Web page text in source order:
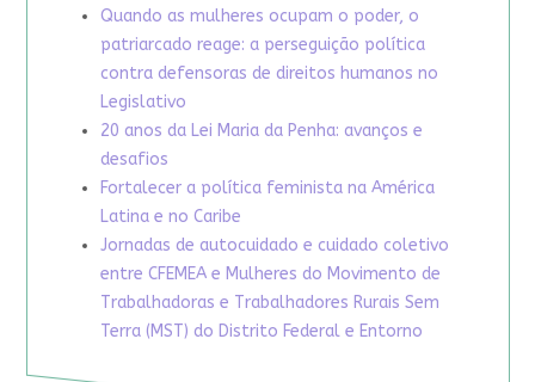
Quando as mulheres ocupam o poder, o
patriarcado reage: a perseguição política
contra defensoras de direitos humanos no
Legislativo
20 anos da Lei Maria da Penha: avanços e
desafios
Fortalecer a política feminista na América
Latina e no Caribe
Jornadas de autocuidado e cuidado coletivo
entre CFEMEA e Mulheres do Movimento de
Trabalhadoras e Trabalhadores Rurais Sem
Terra (MST) do Distrito Federal e Entorno